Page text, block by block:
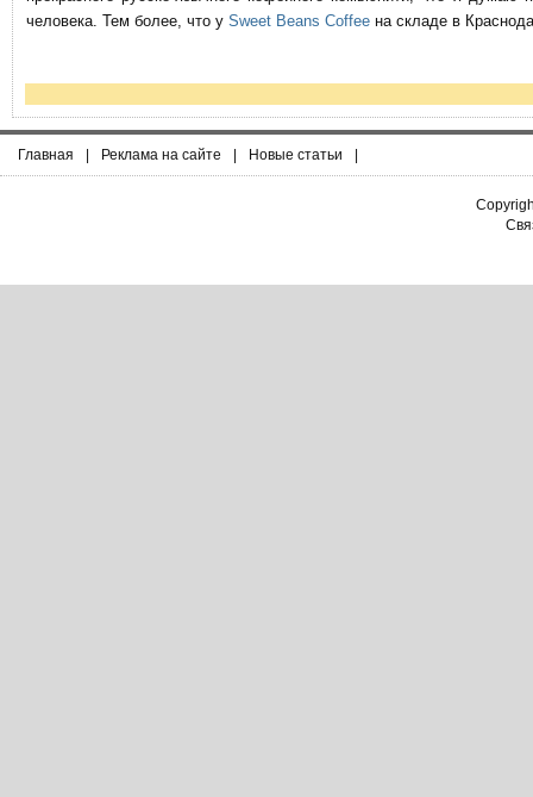
человека. Тем более, что у Sweet Beans Coffee на складе в
Главная | Реклама на сайте | Новые статьи |